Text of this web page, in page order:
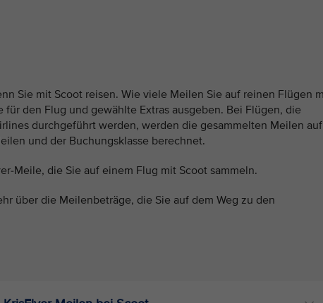
Sie mit Scoot reisen. Wie viele Meilen Sie auf reinen Flügen
den Flug und gewählte Extras ausgeben. Bei Flügen, die
durchgeführt werden, werden die gesammelten Meilen auf
und der Buchungsklasse berechnet.
Meile, die Sie auf einem Flug mit Scoot sammeln.
über die Meilenbeträge, die Sie auf dem Weg zu den